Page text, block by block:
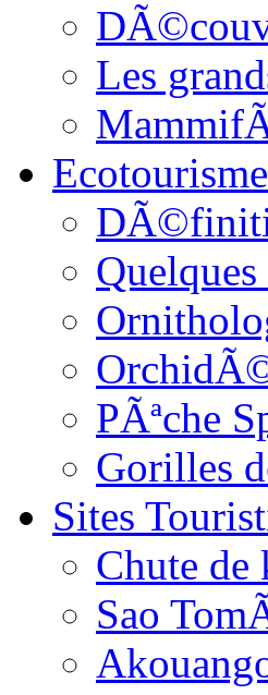
Les
Ecotourisme
PÃªche
Gorilles
Sites
Chute de
Sao